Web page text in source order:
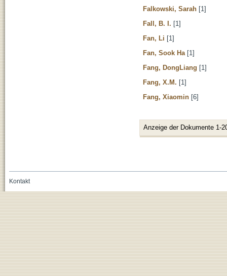
Falkowski, Sarah [1]
Fall, B. I. [1]
Fan, Li [1]
Fan, Sook Ha [1]
Fang, DongLiang [1]
Fang, X.M. [1]
Fang, Xiaomin [6]
Anzeige der Dokumente 1-
Kontakt